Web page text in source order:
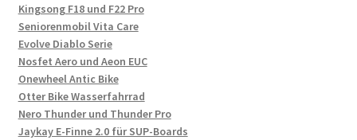
Kingsong F18 und F22 Pro
Seniorenmobil Vita Care
Evolve Diablo Serie
Nosfet Aero und Aeon EUC
Onewheel Antic Bike
Otter Bike Wasserfahrrad
Nero Thunder und Thunder Pro
Jaykay E-Finne 2.0 für SUP-Boards